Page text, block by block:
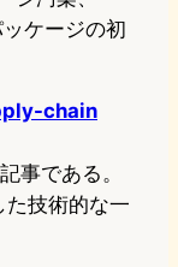
ケージの初
chain
事である。
技術的な一